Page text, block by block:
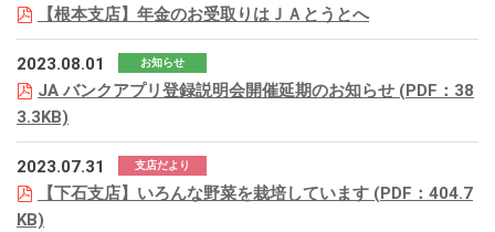
【根本支店】年金のお受取りはＪＡとうとへ
2023.08.01 お知らせ
JA バンクアプリ登録説明会開催延期のお知らせ (PDF：38
3.3KB)
2023.07.31 支店だより
【下石支店】いろんな野菜を栽培しています (PDF：404.7
KB)